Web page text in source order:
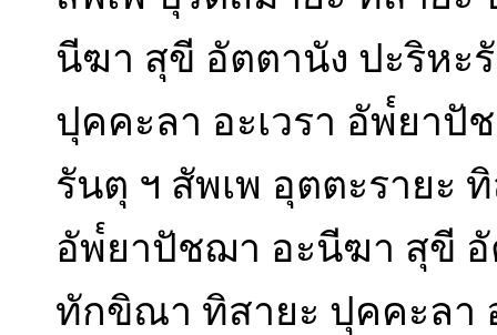
นีฆา สุขี อัตตานัง ปะริหะ
ปุคคะลา อะเวรา อัพ๎ยา
รันตุ ฯ สัพเพ อุตตะรายะ
อัพ๎ยาปัชฌา อะนีฆา สุขี อั
ทักขิณา ทิสายะ ปุคคะลา